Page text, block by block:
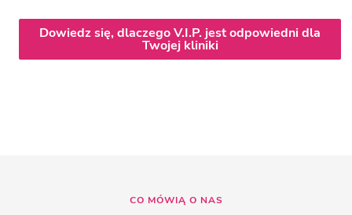
Dowiedz się, dlaczego V.I.P. jest odpowiedni dla
Twojej kliniki
CO MÓWIĄ O NAS